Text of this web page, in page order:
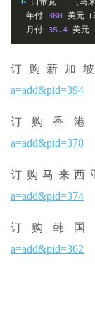
G
口带宽 （马
年付 360 美元（
月付 35.4 美元
订购新加
a=add&pid=394
订购香
a=add&pid=378
订购马来西
a=add&pid=374
订购韩
a=add&pid=362